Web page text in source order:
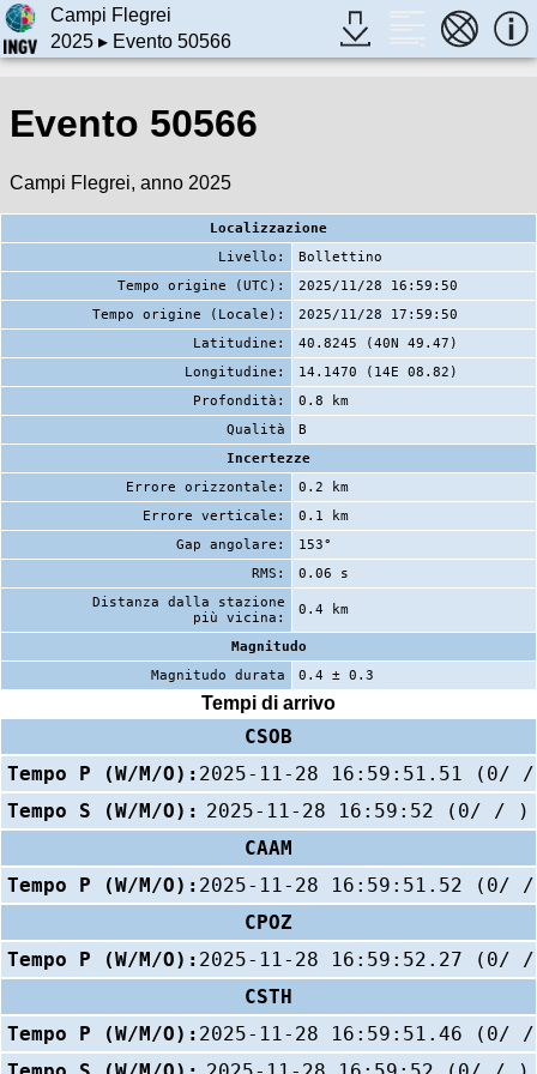
Campi Flegrei
2025▸ Evento 50566
Evento 50566
Campi Flegrei, anno 2025
Localizzazione
Livello:
Bollettino
Tempo origine (UTC):
2025/11/28 16:59:50
Tempo origine (Locale):
2025/11/28 17:59:50
Latitudine:
40.8245 (40N 49.47)
Longitudine:
14.1470 (14E 08.82)
Profondità:
0.8 km
Qualità
B
Incertezze
Errore orizzontale:
0.2 km
Errore verticale:
0.1 km
Gap angolare:
153°
RMS:
0.06 s
Distanza dalla stazione
più vicina:
0.4 km
Magnitudo
Magnitudo durata
0.4 ± 0.3
Tempi di arrivo
CSOB
Tempo P (W/M/O): 2025-11-28 16:59:51.51 (0/
Tempo S (W/M/O): 2025-11-28 16:59:52 (0/ / )
CAAM
Tempo P (W/M/O): 2025-11-28 16:59:51.52 (0/
CPOZ
Tempo P (W/M/O): 2025-11-28 16:59:52.27 (0/
CSTH
Tempo P (W/M/O): 2025-11-28 16:59:51.46 (0/